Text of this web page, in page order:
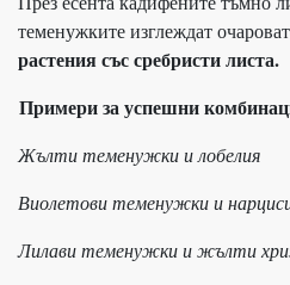
теменужките изглеждат
растения със сребристи листа.
Примери за успешни
Жълти теменужки и лобелия
Виолетови теменужки и
Лилави теменужки и жълти